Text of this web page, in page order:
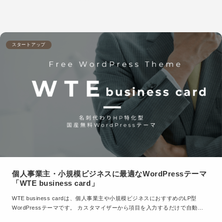
スタートアップ
個人事業主・小規模ビジネスに最適なWordPressテーマ
「WTE business card」
WTE business cardは、個人事業主や小規模ビジネスにおすすめのLP型
WordPressテーマです。 カスタマイザーから項目を入力するだけで自動…